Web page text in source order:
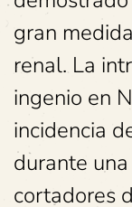
gran
renal. La
ingenio en
incidencia
durante
cortadores